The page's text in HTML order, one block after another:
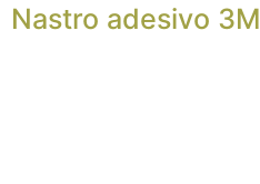
Nastro adesivo 3M